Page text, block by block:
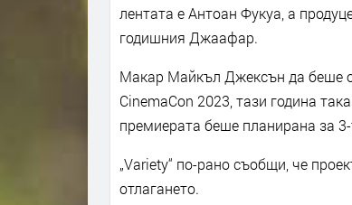
лентата е Антоан Фукуа, а
годишния Джаафар.
Макар Майкъл Джексън да беше
CinemaCon 2023, тази година
премиерата беше планирана за
„Variety“ по-рано съобщи, че
отлагането.